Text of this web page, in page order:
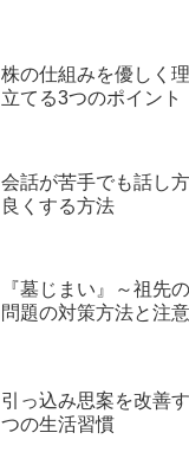
株の仕組みを優しく
立てる3つのポイント
会話が苦手でも話し
良くする方法
『墓じまい』～祖先
問題の対策方法と注
引っ込み思案を改善
つの生活習慣